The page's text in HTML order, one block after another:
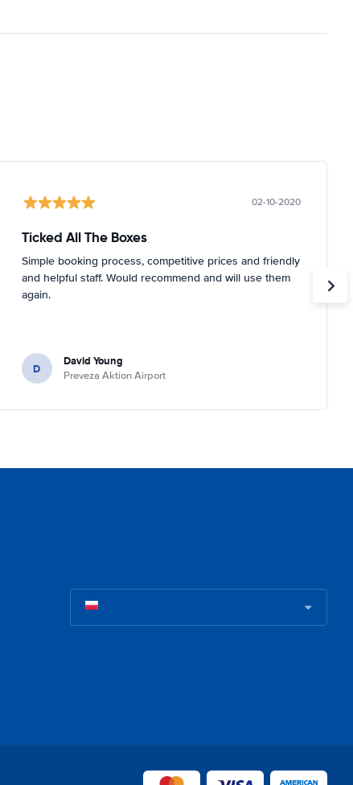
02-10-2020
Ticked All The Boxes
Simple booking process, competitive prices and friendly
and helpful staff. Would recommend and will use them
again.
D David Young
Preveza Aktion Airport